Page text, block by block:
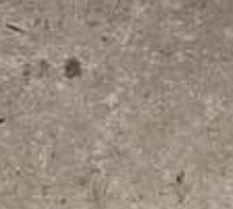
Despachos
Mesa de Reuniones
Sillas